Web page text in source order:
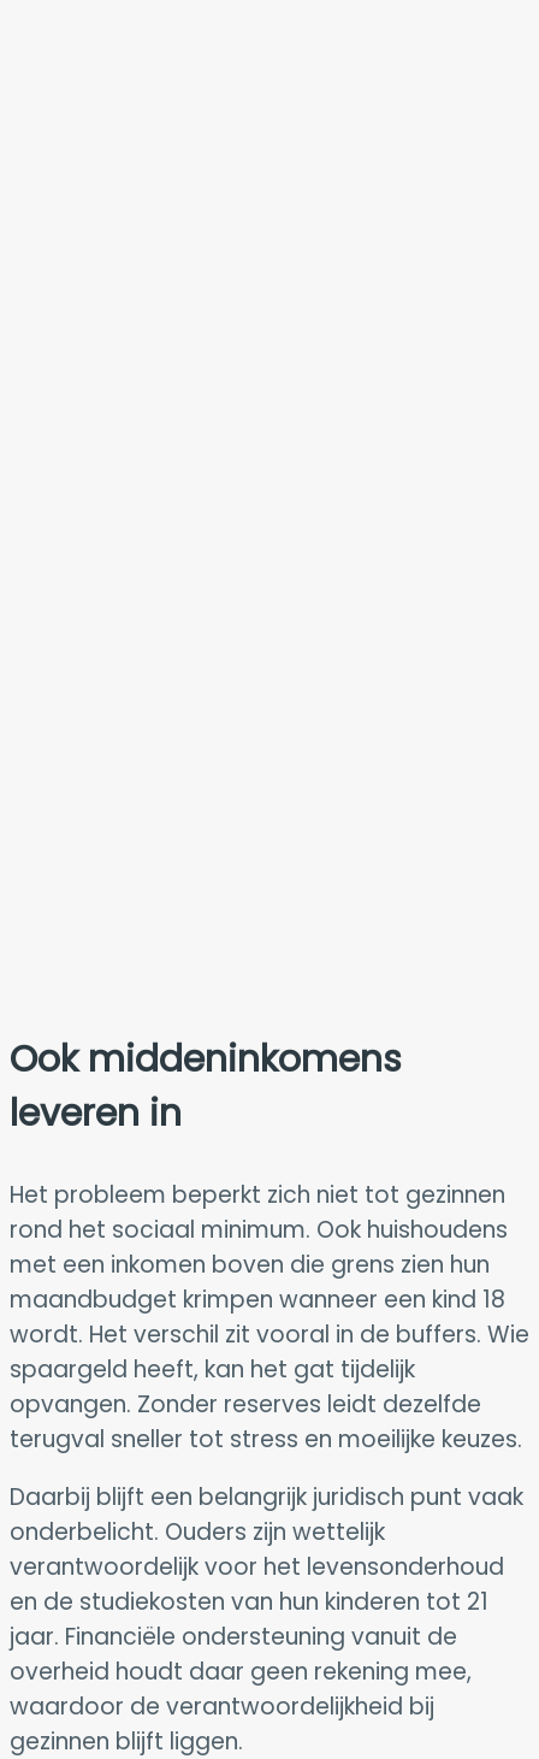
Ook middeninkomens
leveren in
Het probleem beperkt zich niet tot gezinnen
rond het sociaal minimum. Ook huishoudens
met een inkomen boven die grens zien hun
maandbudget krimpen wanneer een kind 18
wordt. Het verschil zit vooral in de buffers. Wie
spaargeld heeft, kan het gat tijdelijk
opvangen. Zonder reserves leidt dezelfde
terugval sneller tot stress en moeilijke keuzes.
Daarbij blijft een belangrijk juridisch punt vaak
onderbelicht. Ouders zijn wettelijk
verantwoordelijk voor het levensonderhoud
en de studiekosten van hun kinderen tot 21
jaar. Financiële ondersteuning vanuit de
overheid houdt daar geen rekening mee,
waardoor de verantwoordelijkheid bij
gezinnen blijft liggen.